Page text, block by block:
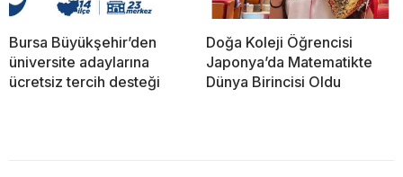
Bursa Büyükşehir’den
üniversite adaylarına
ücretsiz tercih desteği
Doğa Koleji Öğrencisi
Japonya’da Matematikte
Dünya Birincisi Oldu